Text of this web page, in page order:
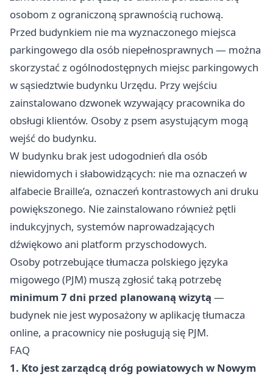
osobom z ograniczoną sprawnością ruchową.
Przed budynkiem nie ma wyznaczonego miejsca
parkingowego dla osób niepełnosprawnych — można
skorzystać z ogólnodostępnych miejsc parkingowych
w sąsiedztwie budynku Urzędu. Przy wejściu
zainstalowano dzwonek wzywający pracownika do
obsługi klientów. Osoby z psem asystującym mogą
wejść do budynku.
W budynku brak jest udogodnień dla osób
niewidomych i słabowidzących: nie ma oznaczeń w
alfabecie Braille’a, oznaczeń kontrastowych ani druku
powiększonego. Nie zainstalowano również pętli
indukcyjnych, systemów naprowadzających
dźwiękowo ani platform przyschodowych.
Osoby potrzebujące tłumacza polskiego języka
migowego (PJM) muszą zgłosić taką potrzebę
minimum 7 dni przed planowaną wizytą —
budynek nie jest wyposażony w aplikację tłumacza
online, a pracownicy nie posługują się PJM.
FAQ
1. Kto jest zarządcą dróg powiatowych w Nowym